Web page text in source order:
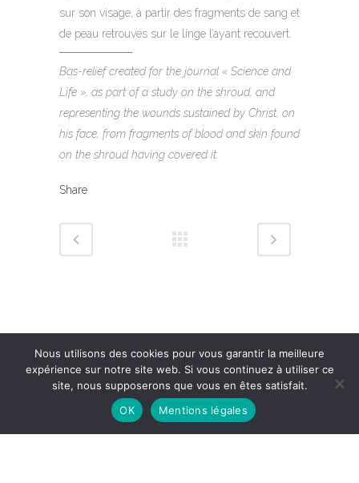
sur son visage, à partir des fragments de sang et
de peau retrouvés sur le linge l’ayant recouvert.
Bas-relief created for the journal « Science and
Life », as part of a study on the shroud, and
representing the wounds sustained by Christ, on
his face, from fragments of blood and skin found
on the shroud having covered it.
Share
Nous utilisons des cookies pour vous garantir la meilleure
expérience sur notre site web. Si vous continuez à utiliser ce
site, nous supposerons que vous en êtes satisfait.
OK
Mentions légales